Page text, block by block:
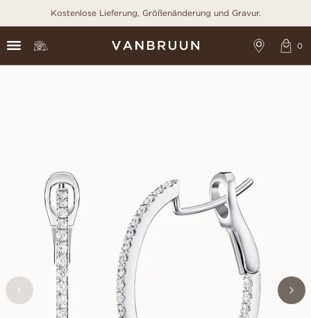
Kostenlose Lieferung, Größenänderung und Gravur.